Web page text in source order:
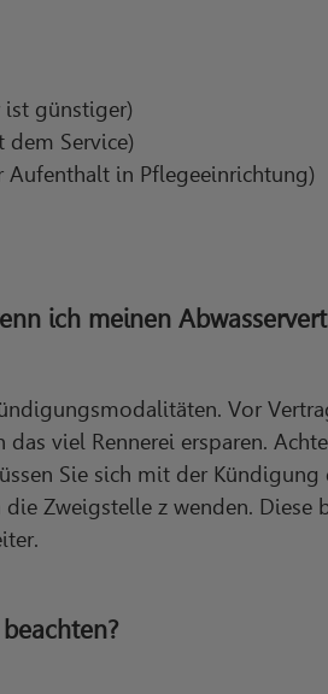
günstiger)
Service)
in Pflegeeinrichtung)
ich meinen
Vor
viel Rennerei ersparen.
Sie sich mit der
Zweigstelle z wenden.